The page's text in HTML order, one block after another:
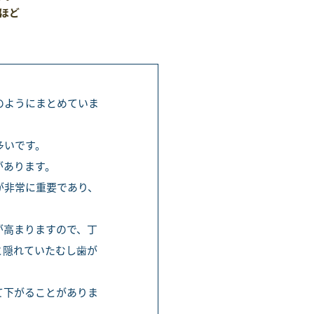
ど
うにまとめていま
です。
ります。
常に重要であり、
まりますので、丁
れていたむし歯が
がることがありま